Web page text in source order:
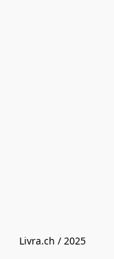
Livra.ch / 2025